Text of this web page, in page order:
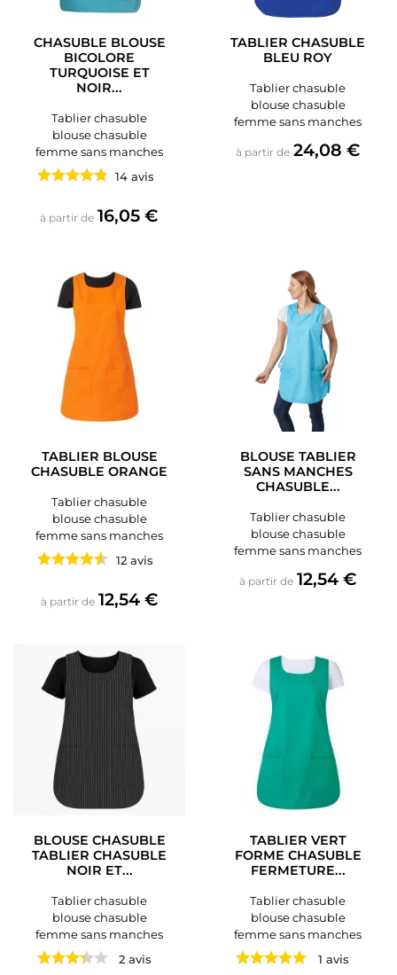
CHASUBLE BLOUSE
BICOLORE
TURQUOISE ET
NOIR...
Tablier chasuble
blouse chasuble
femme sans manches
14 avis
à partir de Prix
16,05 €
TABLIER CHASUBLE
BLEU ROY
Tablier chasuble
blouse chasuble
femme sans manches
à partir de Prix
24,08 €
TABLIER BLOUSE
CHASUBLE ORANGE
Tablier chasuble
blouse chasuble
femme sans manches
12 avis
à partir de Prix
12,54 €
BLOUSE TABLIER
SANS MANCHES
CHASUBLE...
Tablier chasuble
blouse chasuble
femme sans manches
à partir de Prix
12,54 €
BLOUSE CHASUBLE
TABLIER CHASUBLE
NOIR ET...
Tablier chasuble
blouse chasuble
femme sans manches
2 avis
TABLIER VERT
FORME CHASUBLE
FERMETURE...
Tablier chasuble
blouse chasuble
femme sans manches
1 avis